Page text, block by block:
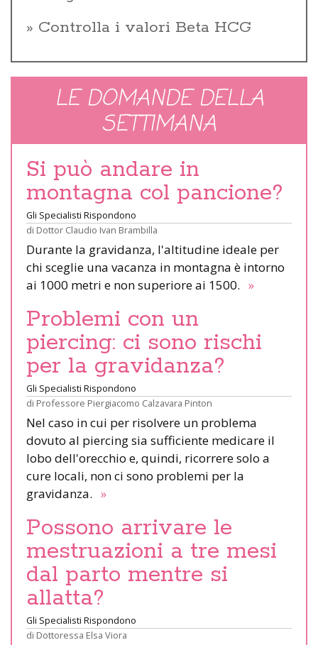
Controlla i valori Beta HCG
LE DOMANDE DELLA
SETTIMANA
Si può andare in
montagna col pancione?
Gli Specialisti Rispondono
di Dottor Claudio Ivan Brambilla
Durante la gravidanza, l'altitudine ideale per
chi sceglie una vacanza in montagna è intorno
ai 1000 metri e non superiore ai 1500. »
Problemi con un
piercing: ci sono rischi
per la gravidanza?
Gli Specialisti Rispondono
di Professore Piergiacomo Calzavara Pinton
Nel caso in cui per risolvere un problema
dovuto al piercing sia sufficiente medicare il
lobo dell'orecchio e, quindi, ricorrere solo a
cure locali, non ci sono problemi per la
gravidanza. »
Possono arrivare le
mestruazioni a tre mesi
dal parto mentre si
allatta?
Gli Specialisti Rispondono
di Dottoressa Elsa Viora